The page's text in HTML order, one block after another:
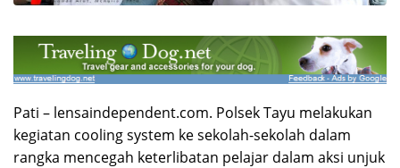
Pati – lensaindependent.com. Polsek Tayu melakukan
kegiatan cooling system ke sekolah-sekolah dalam
rangka mencegah keterlibatan pelajar dalam aksi unjuk